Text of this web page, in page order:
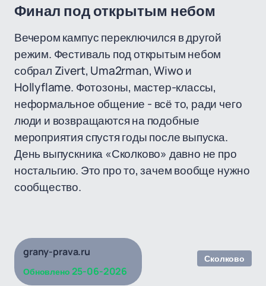
Финал под открытым небом
Вечером кампус переключился в другой
режим. Фестиваль под открытым небом
собрал Zivert, Uma2rman, Wiwo и
Hollyflame. Фотозоны, мастер-классы,
неформальное общение - всё то, ради чего
люди и возвращаются на подобные
мероприятия спустя годы после выпуска.
День выпускника «Сколково» давно не про
ностальгию. Это про то, зачем вообще нужно
сообщество.
grany-prava.ru
Обновлено 25-06-2026
Сколково